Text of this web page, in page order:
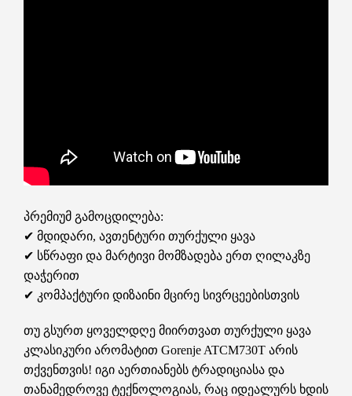
პრემიუმ გამოცდილება:
✔ მდიდარი, ავთენტური თურქული ყავა
✔ სწრაფი და მარტივი მომზადება ერთ ღილაკზე
დაჭერით
✔ კომპაქტური დიზაინი მცირე სივრცეებისთვის
თუ გსურთ ყოველდღე მიირთვათ თურქული ყავა
კლასიკური არომატით Gorenje ATCM730T არის
თქვენთვის! იგი აერთიანებს ტრადიციასა და
თანამედროვე ტექნოლოგიას, რაც იდეალურს ხდის